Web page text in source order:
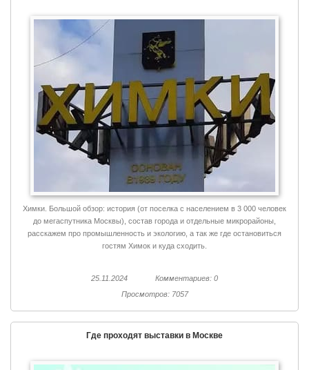
Химки. Большой обзор: история (от поселка с населением в 3 000 человек
до мегаспутника Москвы), состав города и отдельные микрорайоны,
расскажем про промышленность и экологию, а так же где остановиться
гостям Химок и куда сходить.
25.11.2024
Комментариев: 0
Просмотров: 7057
Где проходят выставки в Москве